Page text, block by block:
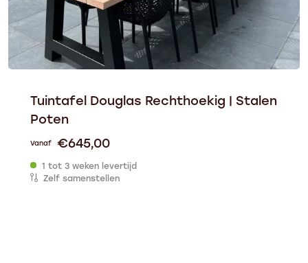
Tuintafel Douglas Rechthoekig | Stalen
Poten
Vanaf €645,00
1 tot 3 weken levertijd
Zelf samenstellen